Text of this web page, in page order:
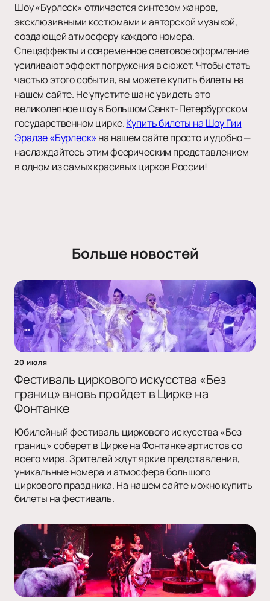
Шоу «Бурлеск» отличается синтезом жанров,
эксклюзивными костюмами и авторской музыкой,
создающей атмосферу каждого номера.
Спецэффекты и современное световое оформление
усиливают эффект погружения в сюжет. Чтобы стать
частью этого события, вы можете купить билеты на
нашем сайте. Не упустите шанс увидеть это
великолепное шоу в Большом Санкт-Петербургском
государственном цирке.Купить билеты на Шоу Гии
Эрадзе «Бурлеск»на нашем сайте просто и удобно —
наслаждайтесь этим феерическим представлением
в одном из самых красивых цирков России!
Больше новостей
20 июля
Фестиваль циркового искусства «Без
границ» вновь пройдет в Цирке на
Фонтанке
Юбилейный фестиваль циркового искусства «Без
границ» соберет в Цирке на Фонтанке артистов со
всего мира. Зрителей ждут яркие представления,
уникальные номера и атмосфера большого
циркового праздника. На нашем сайте можно купить
билеты на фестиваль.